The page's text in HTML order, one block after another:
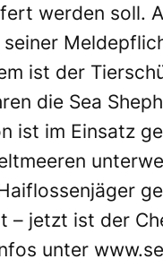
werden soll.
ist der
die Sea
ist im Einsatz
– jetzt ist der
unter